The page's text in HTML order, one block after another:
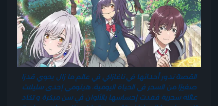
القصة تدور أحداثها في ناغازاكي في عالم ما زال يحوي قدرًا
صغيرًا من السحر في الحياة اليومية، هيتومي إحدى سليلات
عائلة سحرية فقدت إحساسها بالألوان في سن مبكرة و تكاد